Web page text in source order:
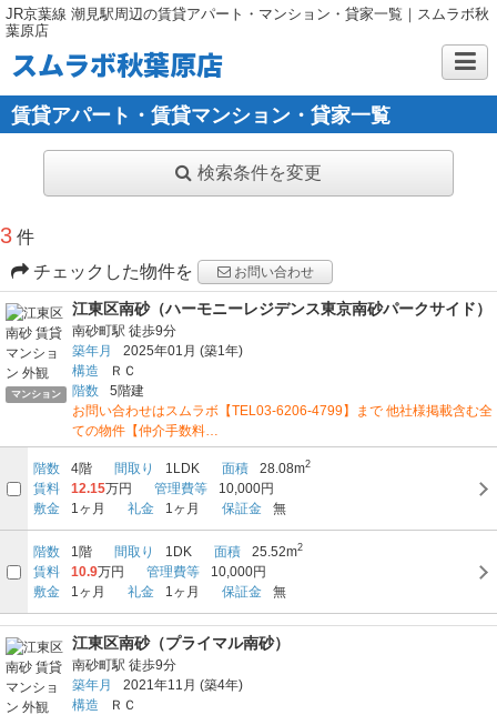
JR京葉線 潮見駅周辺の賃貸アパート・マンション・貸家一覧｜スムラボ秋
葉原店
スムラボ秋葉原店
賃貸アパート・賃貸マンション・貸家一覧
検索条件を変更
3 件
チェックした物件を
お問い合わせ
マンション
江東区南砂（ハーモニーレジデンス東京南砂パークサイド）
南砂町駅 徒歩9分
築年月
2025年01月 (築1年)
構造
ＲＣ
階数
5階建
お問い合わせはスムラボ【TEL03-6206-4799】まで 他社様掲載含む全
ての物件【仲介手数料…
階数 4階 間取り 1LDK 面積 28.08m2
賃料 12.15万円 管理費等
10,000円
敷金
1ヶ月 礼金 1ヶ月 保証金 無
階数 1階 間取り 1DK 面積 25.52m2
賃料 10.9万円 管理費等
10,000円
敷金
1ヶ月 礼金 1ヶ月 保証金 無
江東区南砂（プライマル南砂）
南砂町駅 徒歩9分
築年月
2021年11月 (築4年)
構造
ＲＣ